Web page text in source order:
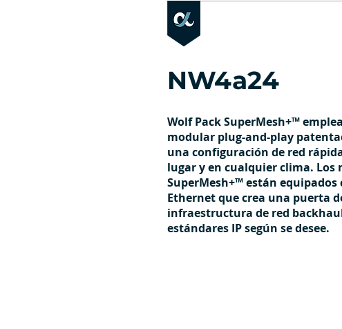
NW4a24
Wolf Pack SuperMesh+™
modular plug-and-play
una configuración de red
lugar y en cualquier clima. Los
SuperMesh+™ están
Ethernet que crea una puerta
infraestructura de red
estándares IP según se desee.